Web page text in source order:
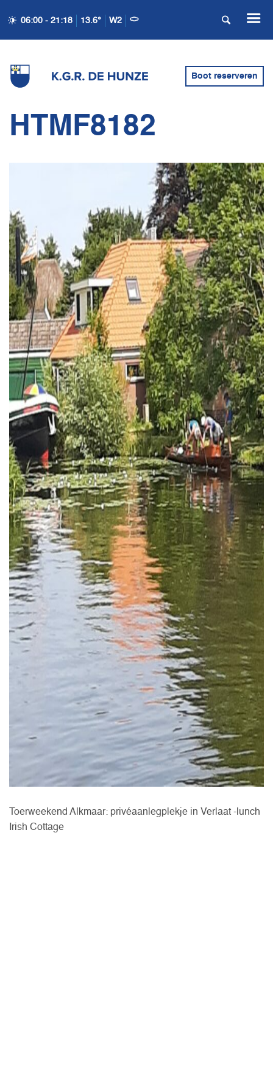
06:00 - 21:18 13.6° W2
Boot reserveren
HTMF8182
Toerweekend Alkmaar: privéaanlegplekje in Verlaat -lunch
Irish Cottage